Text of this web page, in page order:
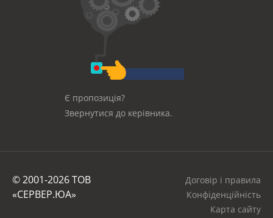
Є пропозиція?
Звернутися до керівника.
© 2001-2026 ТОВ
«СЕРВЕР.ЮА»
Договір і правила
Конфіденційність
Карта сайту